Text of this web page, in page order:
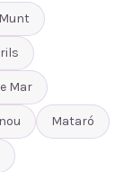
Mar
Mataró